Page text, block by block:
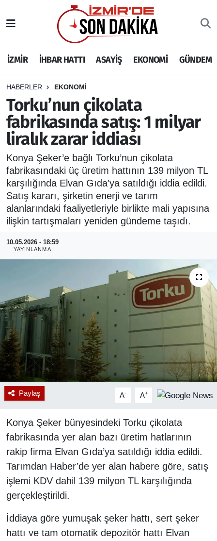
İZMİR İHBAR HATTI ASAYİŞ EKONOMİ GÜNDEM
HABERLER EKONOMİ
Torku’nun çikolata
fabrikasında satış: 1 milyar
liralık zarar iddiası
Konya Şeker’e bağlı Torku’nun çikolata
fabrikasındaki üç üretim hattının 139 milyon TL
karşılığında Elvan Gıda’ya satıldığı iddia edildi.
Satış kararı, şirketin enerji ve tarım
alanlarındaki faaliyetleriyle birlikte mali yapısına
ilişkin tartışmaları yeniden gündeme taşıdı.
10.05.2026 - 18:59
YAYINLANMA
Paylaş A- A+
Konya Şeker bünyesindeki Torku çikolata
fabrikasında yer alan bazı üretim hatlarının
rakip firma Elvan Gıda’ya satıldığı iddia edildi.
Tarımdan Haber’de yer alan habere göre, satış
işlemi KDV dahil 139 milyon TL karşılığında
gerçekleştirildi.
İddiaya göre yumuşak şeker hattı, sert şeker
hattı ve tam otomatik depozitör hattı Elvan
İHBAR HATTI
DEPREM
GENEL
EKONOMİ
SİYASET
SPOR
ASAYİŞ
İzmir Nöbetçi Eczaneler
İzmir Hava Durumu
İzmir Namaz Vakitleri
İzmir Trafik Yoğunluk Haritası
Puan Durumu ve Fikstür
Tüm Manşetler
Son Dakika Haberleri
Haber Arşivi